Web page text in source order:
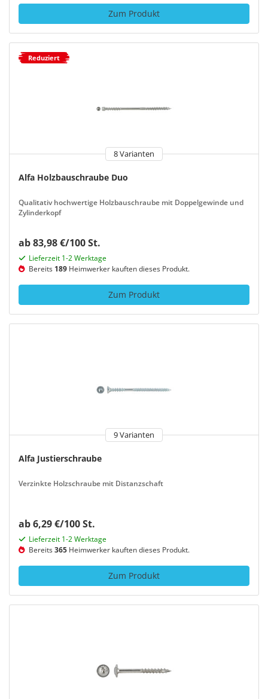
Zum Produkt
Reduziert
8 Varianten
Alfa Holzbauschraube Duo
Qualitativ hochwertige Holzbauschraube mit Doppelgewinde und
Zylinderkopf
ab 83,98 €/100 St.
Lieferzeit 1-2 Werktage
Bereits 189 Heimwerker kauften dieses Produkt.
Zum Produkt
9 Varianten
Alfa Justierschraube
Verzinkte Holzschraube mit Distanzschaft
ab 6,29 €/100 St.
Lieferzeit 1-2 Werktage
Bereits365 Heimwerker kauften dieses Produkt.
Zum Produkt